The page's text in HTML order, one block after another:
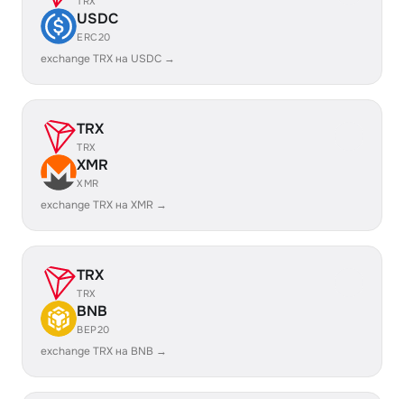
USDC
ERC20
exchange TRX на USDC →
TRX
TRX
XMR
XMR
exchange TRX на XMR →
TRX
TRX
BNB
BEP20
exchange TRX на BNB →